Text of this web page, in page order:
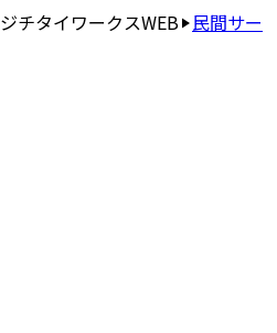
ジチタイワークスWEB 民間サー